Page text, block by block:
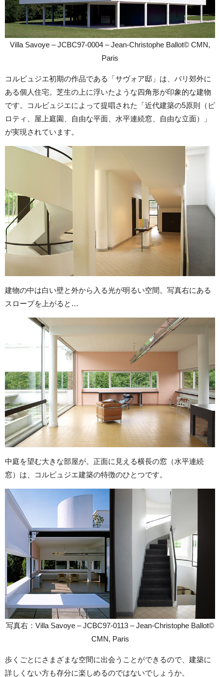
Villa Savoye – JCBC97-0004 – Jean-Christophe Ballot© CMN,
Paris
コルビュジエ初期の作品である「サヴォア邸」は、パリ郊外に
ある個人住宅。芝生の上に浮いたような四角形が印象的な建物
です。コルビュジエによって提唱された「近代建築の5原則（ピ
ロティ、屋上庭園、自由な平面、水平連続窓、自由な立面）」
が実現されています。
建物の中は白い壁と外から入る光が明るい空間。写真右にある
スロープを上がると…
中庭を望む大きな部屋が。正面に見える横長の窓（水平連続
窓）は、コルビュジエ建築の特徴のひとつです。
写真右：Villa Savoye – JCBC97-0113 – Jean-Christophe Ballot©
CMN, Paris
歩くごとにさまざまな空間に出会うことができるので、建築に
詳しくない方も存分に楽しめるのではないでしょうか。